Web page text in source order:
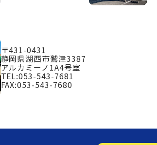
〒431-0431
静岡県湖西市鷲津3387
アルカミーノ1A4号室
TEL:053-543-7681
FAX:053-543-7680